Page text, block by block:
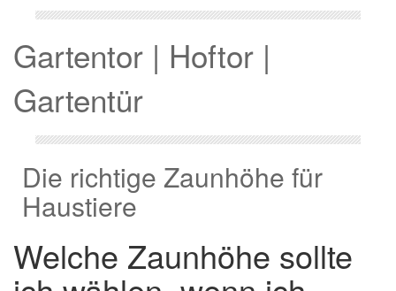
Gartentor | Hoftor |
Gartentür
Die richtige Zaunhöhe für
Haustiere
Welche Zaunhöhe sollte